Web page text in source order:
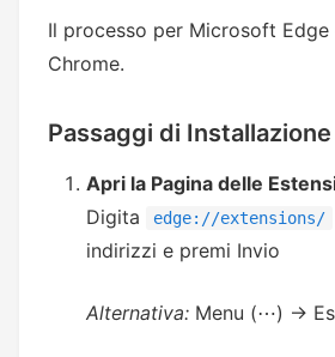
Il processo per Microsoft
Chrome.
Passaggi di
Apri la Pagina delle
Digita
edge://extensions/
indirizzi e premi Invio
Alternativa: Menu (⋯) →